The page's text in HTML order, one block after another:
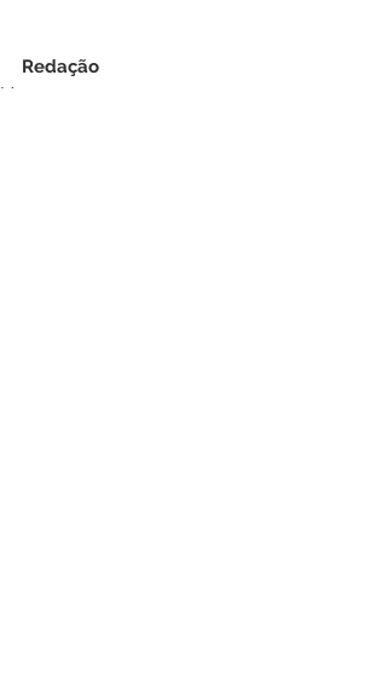
Redação
Mensagens